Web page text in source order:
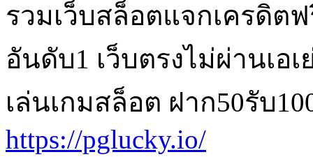
รวมเว็บสล็อตแจกเครดิต
อันดับ1 เว็บตรงไม่ผ่านเอ
เล่นเกมสล็อต ฝาก50รับ
https://pglucky.io/